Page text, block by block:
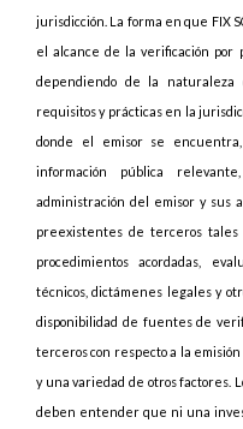
jurisdicción. La forma en que FIX
el alcance de la verificación
dependiendo de la
requisitos y prácticas en la
donde el emisor se
información pública
administración del emisor y sus
preexistentes de terceros tales
procedimientos acordadas,
técnicos, dictámenes legales y
disponibilidad de fuentes de
terceros con respecto a la
y una variedad de otros factores.
deben entender que ni una